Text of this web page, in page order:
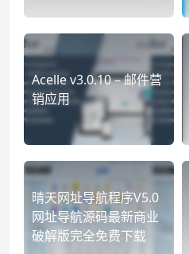
Acelle v3.0.10 – 邮件营
销应用
晴天网址导航程序V5.0
网址导航源码最新商业
破解版完全免费下载